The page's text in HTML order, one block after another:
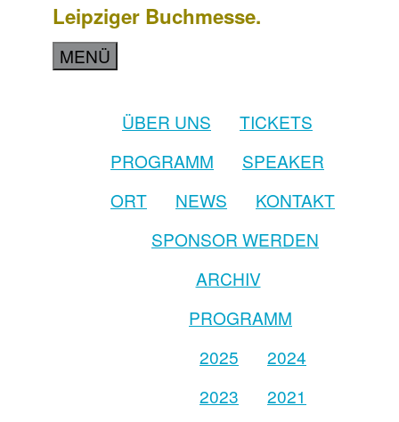
Leipziger Buchmesse.
MENÜ
ÜBER UNS
TICKETS
PROGRAMM
SPEAKER
ORT
NEWS
KONTAKT
SPONSOR WERDEN
ARCHIV
PROGRAMM
2025
2024
2023
2021